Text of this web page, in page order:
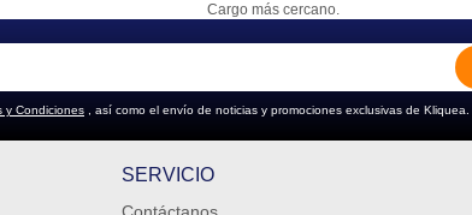
ENVIAR COMENTARIO
Cargo más cercano.
y Condiciones , así como el envío de noticias y promociones exclusivas de Kliquea.
SERVICIO